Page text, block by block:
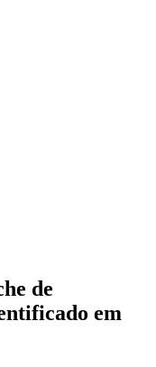
de
em